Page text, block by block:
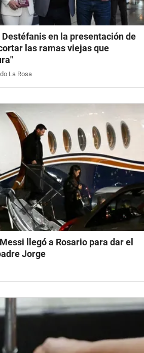
en la presentación de
las ramas viejas que
La Rosa
llegó a Rosario para dar el
Jorge